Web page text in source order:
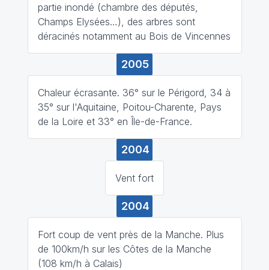
partie inondé (chambre des députés,
Champs Elysées…), des arbres sont
déracinés notamment au Bois de Vincennes
2005
Chaleur écrasante. 36° sur le Périgord, 34 à
35° sur l'Aquitaine, Poitou-Charente, Pays
de la Loire et 33° en Île-de-France.
2004
Vent fort
2004
Fort coup de vent près de la Manche. Plus
de 100km/h sur les Côtes de la Manche
(108 km/h à Calais)